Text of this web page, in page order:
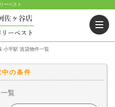
ーベスト
小平駅 賃貸物件一覧
中の条件
覧